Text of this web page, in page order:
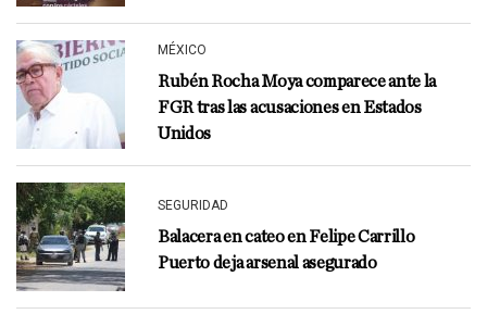
MÉXICO
Rubén Rocha Moya comparece ante la
FGR tras las acusaciones en Estados
Unidos
SEGURIDAD
Balacera en cateo en Felipe Carrillo
Puerto deja arsenal asegurado